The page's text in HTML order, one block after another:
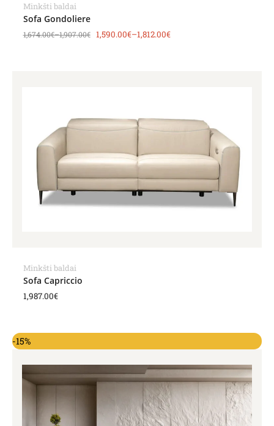
Minkšti baldai
Sofa Gondoliere
1,674.00€–1,907.00€ 1,590.00€–1,812.00€
Minkšti baldai
Sofa Capriccio
1,987.00€
-15%